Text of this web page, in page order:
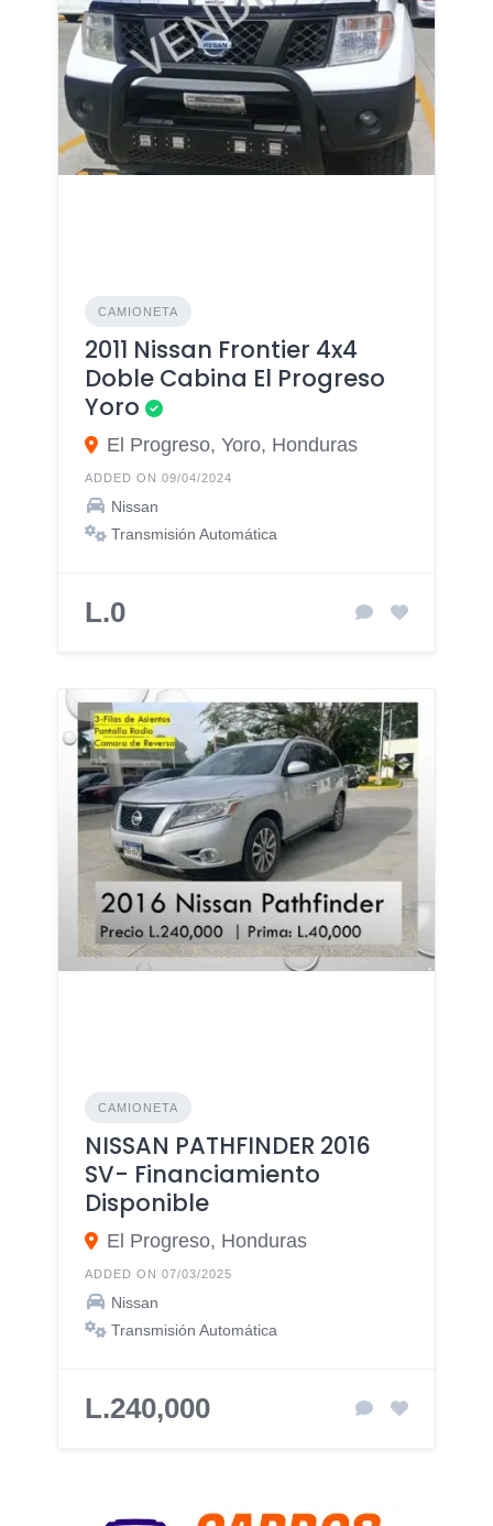
CAMIONETA
2011 Nissan Frontier 4x4
Doble Cabina El Progreso
Yoro
El Progreso, Yoro, Honduras
ADDED ON 09/04/2024
Nissan
Transmisión Automática
L.0
CAMIONETA
NISSAN PATHFINDER 2016
SV- Financiamiento
Disponible
El Progreso, Honduras
ADDED ON 07/03/2025
Nissan
Transmisión Automática
L.240,000